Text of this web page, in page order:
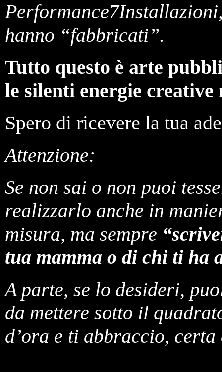
hanno “fabbricati”.
Tutto questo è arte
le silenti energie creative
Spero di ricevere la tua
Attenzione:
Se non sai o non puoi
realizzarlo anche in
misura, ma sempre
tua mamma o di chi ti ha
A parte, se lo desideri,
da mettere sotto il
d’ora e ti abbraccio,